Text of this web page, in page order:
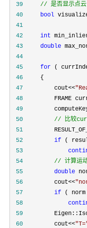
39
// 是否显示点云
40
bool
41
42
int
43
double
44
45
for (
46
47
         cout<<
"
48
FRAME
49
50
// 比较
51
52
if (
53
54
// 计算运
55
double
56
         cout<<
"
57
if ( norm
58
59
60
         cout<<
"T=